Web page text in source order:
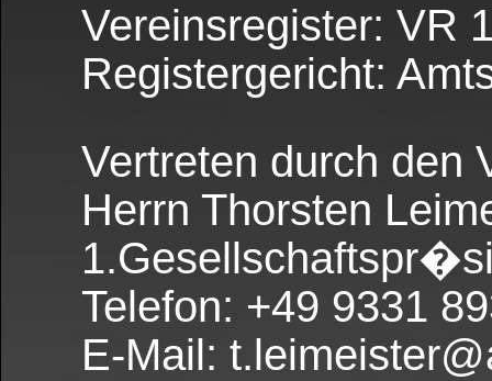
Vereinsregister: VR
Registergericht:
Vertreten durch den
Herrn Thorsten
Telefon: +49 9331
E-Mail: